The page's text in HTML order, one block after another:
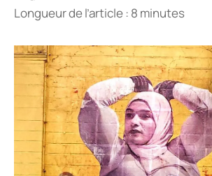
Longueur de l’article : 8 minutes